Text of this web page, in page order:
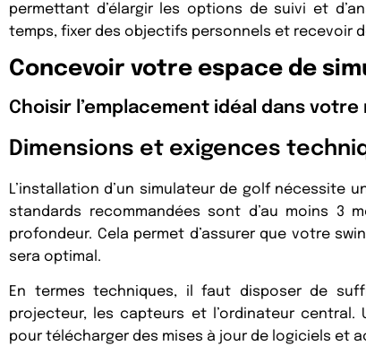
permettant d’élargir les options de suivi et
temps, fixer des objectifs personnels et recevoir
Concevoir votre espace de
Choisir l’emplacement idéal dans votre
Dimensions et exigences
L’installation d’un simulateur de golf nécessite
standards recommandées sont d’au moins 3
profondeur. Cela permet d’assurer que votre
sera optimal.
En termes techniques, il faut disposer de
projecteur, les capteurs et l’ordinateur
pour télécharger des mises à jour de logiciels et